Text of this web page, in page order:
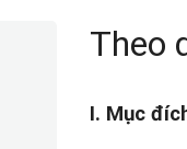
Theo
I. Mục